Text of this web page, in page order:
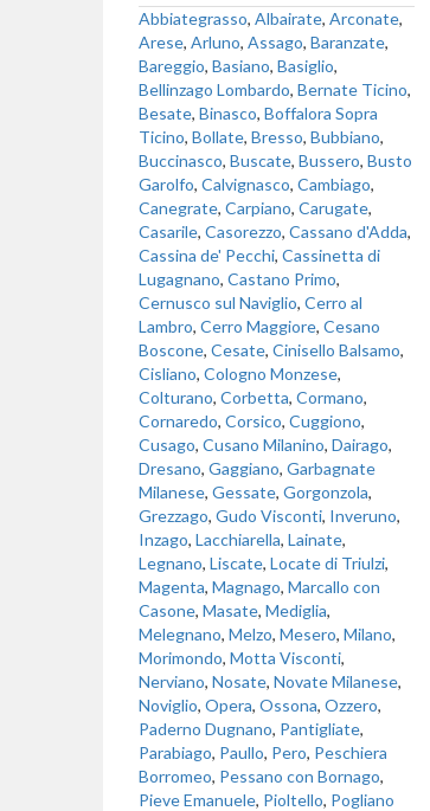
Abbiategrasso, Albairate, Arconate,
Arese, Arluno, Assago, Baranzate,
Bareggio, Basiano, Basiglio,
Bellinzago Lombardo, Bernate Ticino,
Besate, Binasco, Boffalora Sopra
Ticino, Bollate, Bresso, Bubbiano,
Buccinasco, Buscate, Bussero, Busto
Garolfo, Calvignasco, Cambiago,
Canegrate, Carpiano, Carugate,
Casarile, Casorezzo, Cassano d'Adda,
Cassina de' Pecchi, Cassinetta di
Lugagnano, Castano Primo,
Cernusco sul Naviglio, Cerro al
Lambro, Cerro Maggiore, Cesano
Boscone, Cesate, Cinisello Balsamo,
Cisliano, Cologno Monzese,
Colturano, Corbetta, Cormano,
Cornaredo, Corsico, Cuggiono,
Cusago, Cusano Milanino, Dairago,
Dresano, Gaggiano, Garbagnate
Milanese, Gessate, Gorgonzola,
Grezzago, Gudo Visconti, Inveruno,
Inzago, Lacchiarella, Lainate,
Legnano, Liscate, Locate di Triulzi,
Magenta, Magnago, Marcallo con
Casone, Masate, Mediglia,
Melegnano, Melzo, Mesero, Milano,
Morimondo, Motta Visconti,
Nerviano, Nosate, Novate Milanese,
Noviglio, Opera, Ossona, Ozzero,
Paderno Dugnano, Pantigliate,
Parabiago, Paullo, Pero, Peschiera
Borromeo, Pessano con Bornago,
Pieve Emanuele, Pioltello, Pogliano